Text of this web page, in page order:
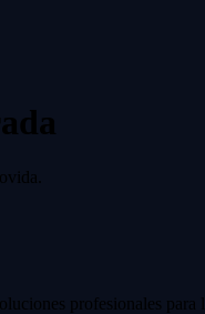
profesionales